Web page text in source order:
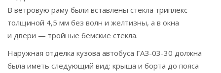
В ветровую раму были вставлены стекла триплекс
толщиной 4,5 мм без волн и желтизны, а в окна
и двери — тройные бемские стекла.
Наружная отделка кузова автобуса ГАЗ-03-30 должна
была иметь следующий вид: крыша и борта до пояса